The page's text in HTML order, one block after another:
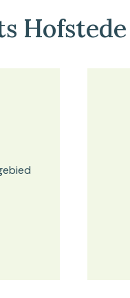
Hofstede